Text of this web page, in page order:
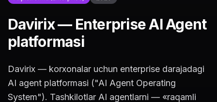
Davirix — Enterprise AI Agent
platformasi
Davirix — korxonalar uchun enterprise darajadagi
AI agent platformasi ("AI Agent Operating
System"). Tashkilotlar AI agentlarni — «raqamli